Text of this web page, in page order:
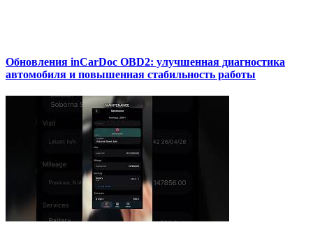
Обновления inCarDoc OBD2: улучшенная диагностика
автомобиля и повышенная стабильность работы